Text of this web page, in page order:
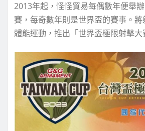
2013年起，怪怪貿易每偶數年便舉
賽，每奇數年則是世界盃的賽事。
體能運動，推出「世界盃極限射擊大